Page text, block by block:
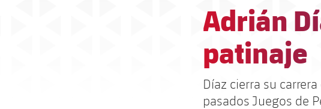
Adrián
patinaje
Díaz cierra su
pasados Juegos de